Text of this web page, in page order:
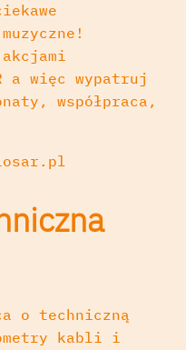
akcjami
a więc wypatruj
współpraca,
o techniczną
kabli i